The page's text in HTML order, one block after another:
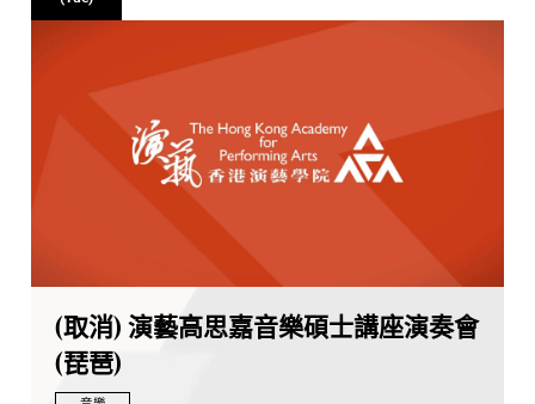
(取消) 演藝高思嘉音樂碩士講座演奏會
(琵琶)